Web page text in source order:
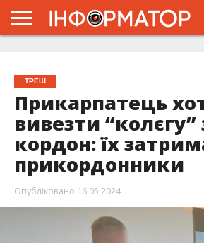
ТРЕШ
Прикарпатець
вивезти “колєгу”
кордон: їх
прикордонники
Опубліковано 16.05.2024